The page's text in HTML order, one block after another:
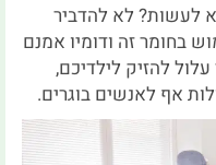
לעשות? לא להדביר
השימוש בחומר זה ודומיו אמנם
להזיק לילדיכם,
אף לאנשים בוגרים.